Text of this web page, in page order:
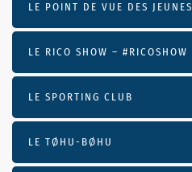
LE POINT DE VUE DES JEUNES
LE RICO SHOW – #RICOSHOW
LE SPORTING CLUB
LE TØHU-BØHU